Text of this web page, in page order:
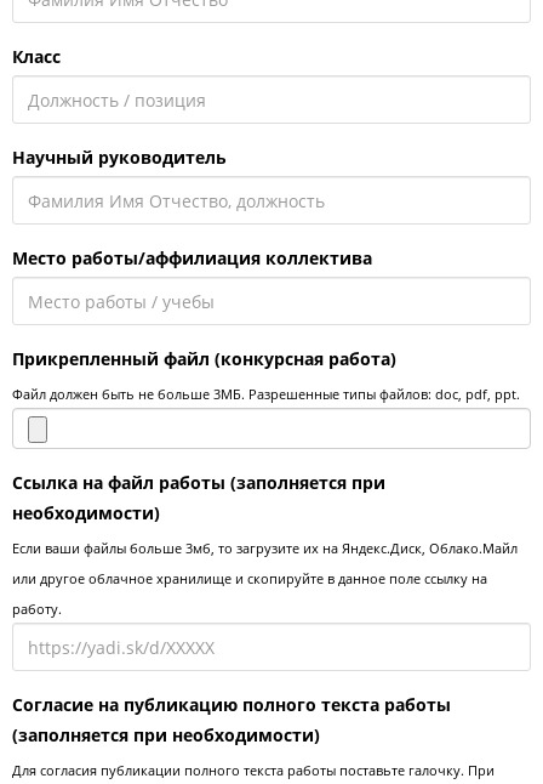
Класс
Научный руководитель
Место работы/аффилиация коллектива
Прикрепленный файл (конкурсная работа)
Файл должен быть не больше 3МБ. Разрешенные типы файлов: doc, pdf, ppt.
Ссылка на файл работы (заполняется при
необходимости)
Если ваши файлы больше 3мб, то загрузите их на Яндекс.Диск, Облако.Майл
или другое облачное хранилище и скопируйте в данное поле ссылку на
работу.
Согласие на публикацию полного текста работы
(заполняется при необходимости)
Для согласия публикации полного текста работы поставьте галочку. При